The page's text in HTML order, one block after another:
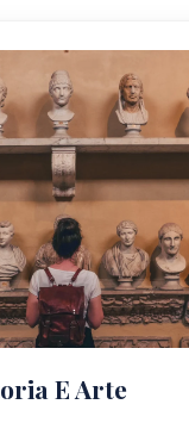
E Arte